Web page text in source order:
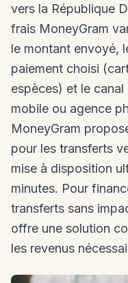
vers la République
frais MoneyGram
le montant envoyé,
paiement choisi
espèces) et le
mobile ou agence
MoneyGram
pour les transferts
mise à disposition
minutes. Pour
transferts sans
offre une solution
les revenus